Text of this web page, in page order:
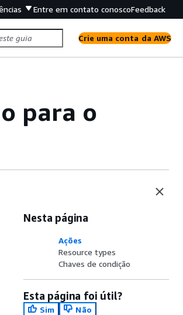
Entre em contato conoscoFeedback
Crie uma conta da AWS
para o
Nesta página
Ações
Resource types
Chaves de condição
Esta página foi útil?
Sim
Não